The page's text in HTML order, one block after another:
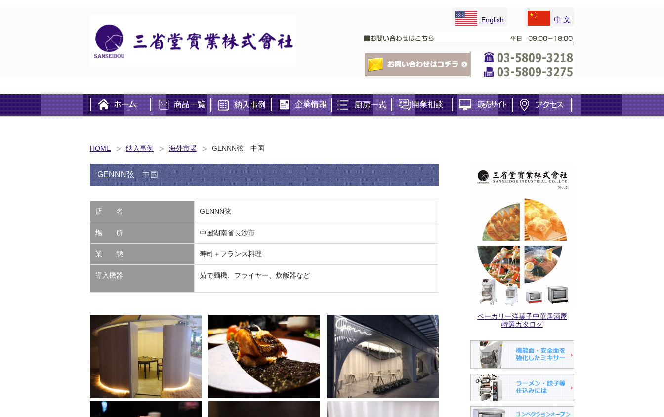
English 中 文
HOME 纳入事例 海外市場 GENNN弦 中国
GENNN弦 中国
店 名 GENNN弦
場 所 中国湖南省長沙市
業 態 寿司＋フランス料理
導入機器 茹で麺機、フライヤー、炊飯器など
ベーカリー洋菓子中華居酒屋
特選カタログ